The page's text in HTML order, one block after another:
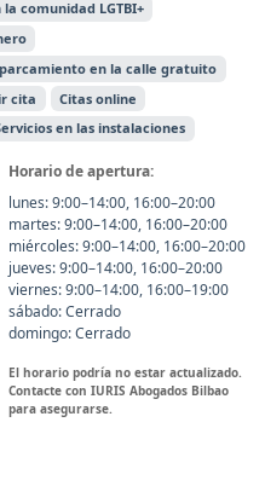
comunidad LGTBI+
en la calle gratuito
cita
Citas online
en las instalaciones
Horario de apertura:
lunes: 9:00–14:00, 16:00–20:00
martes: 9:00–14:00, 16:00–20:00
miércoles: 9:00–14:00, 16:00–20:00
jueves: 9:00–14:00, 16:00–20:00
viernes: 9:00–14:00, 16:00–19:00
sábado: Cerrado
domingo: Cerrado
El horario podría no estar actualizado.
Contacte con IURIS Abogados Bilbao
para asegurarse.